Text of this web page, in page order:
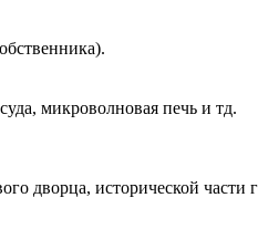
микроволновая печь и тд.
дворца, исторической части